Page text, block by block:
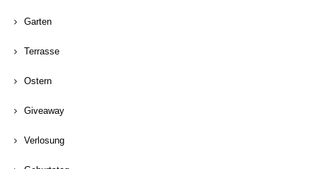
Garten
Terrasse
Ostern
Giveaway
Verlosung